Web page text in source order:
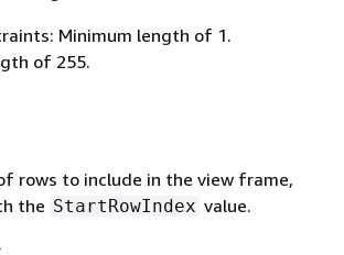
Minimum length of 1.
of 255.
rows to include in the view frame,
the StartRowIndex value.